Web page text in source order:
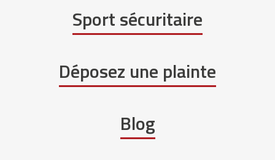
Sport sécuritaire
Déposez une plainte
Blog